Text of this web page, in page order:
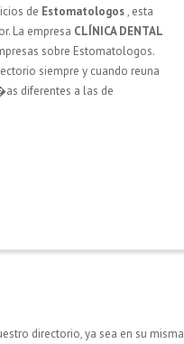
de Estomatologos, esta
La empresa CLÍNICA DENTAL
sobre Estomatologos.
siempre y cuando reuna
diferentes a las de
directorio, ya sea en su misma